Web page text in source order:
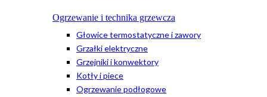
Ogrzewanie i technika grzewcza
Głowice termostatyczne i zawory
Grzałki elektryczne
Grzejniki i konwektory
Kotły i piece
Ogrzewanie podłogowe